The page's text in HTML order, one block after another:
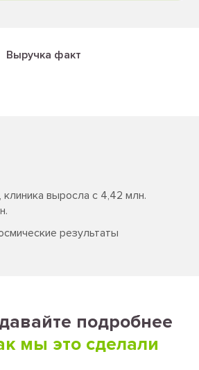
Выручка факт
выросла с 4,42 млн.
результаты
подробнее
мы это сделали